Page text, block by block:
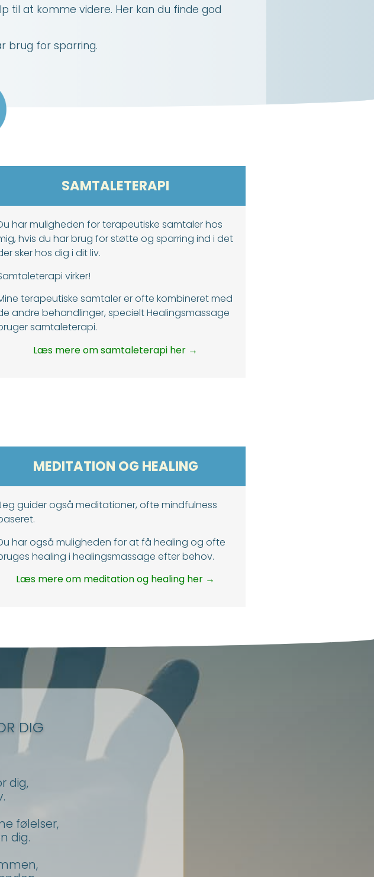
til at komme videre. Her kan du finde god
brug for sparring.
SAMTALETERAPI
har muligheden for terapeutiske samtaler hos
hvis du har brug for støtte og sparring ind i det
sker hos dig i dit liv.
virker!
terapeutiske samtaler er ofte kombineret med
andre behandlinger, specielt Healingsmassage
samtaleterapi.
Læs mere om samtaleterapi her →
MEDITATION OG HEALING
guider også meditationer, ofte mindfulness
har også muligheden for at få healing og ofte
healing i healingsmassage efter behov.
Læs mere om meditation og healing her →
DIG
dig,
følelser,
dig.